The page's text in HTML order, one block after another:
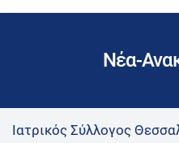
Νέα-
Ιατρικός Σύλλογος